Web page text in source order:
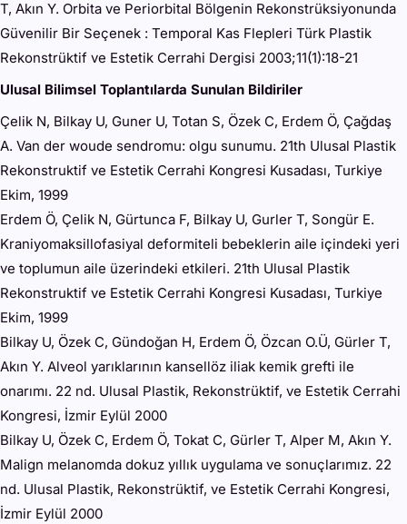
T, Akın Y. Orbita ve Periorbital Bölgenin Rekonstrüksiyonunda
Güvenilir Bir Seçenek : Temporal Kas Flepleri Türk Plastik
Rekonstrüktif ve Estetik Cerrahi Dergisi 2003;11(1):18-21
Ulusal Bilimsel Toplantılarda Sunulan Bildiriler
Çelik N, Bilkay U, Guner U, Totan S, Özek C, Erdem Ö, Çağdaş
A. Van der woude sendromu: olgu sunumu. 21th Ulusal Plastik
Rekonstruktif ve Estetik Cerrahi Kongresi Kusadası, Turkiye
Ekim, 1999
Erdem Ö, Çelik N, Gürtunca F, Bilkay U, Gurler T, Songür E.
Kraniyomaksillofasiyal deformiteli bebeklerin aile içindeki yeri
ve toplumun aile üzerindeki etkileri. 21th Ulusal Plastik
Rekonstruktif ve Estetik Cerrahi Kongresi Kusadası, Turkiye
Ekim, 1999
Bilkay U, Özek C, Gündoğan H, Erdem Ö, Özcan O.Ü, Gürler T,
Akın Y. Alveol yarıklarının kansellöz iliak kemik grefti ile
onarımı. 22 nd. Ulusal Plastik, Rekonstrüktif, ve Estetik Cerrahi
Kongresi, İzmir Eylül 2000
Bilkay U, Özek C, Erdem Ö, Tokat C, Gürler T, Alper M, Akın Y.
Malign melanomda dokuz yıllık uygulama ve sonuçlarımız. 22
nd. Ulusal Plastik, Rekonstrüktif, ve Estetik Cerrahi Kongresi,
İzmir Eylül 2000